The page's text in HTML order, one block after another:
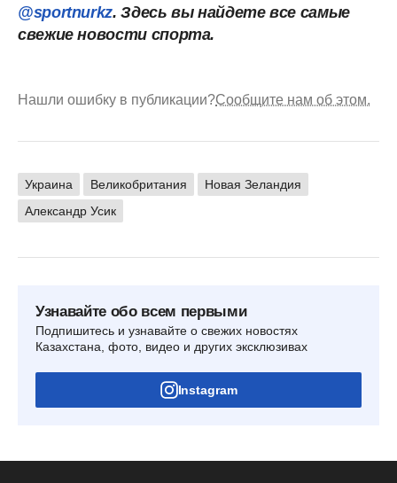
@sportnurkz. Здесь вы найдете все самые
свежие новости спорта.
Нашли ошибку в публикации?Сообщите нам об этом.
Украина Великобритания
Новая Зеландия
Александр Усик
Узнавайте обо всем первыми
Подпишитесь и узнавайте о свежих новостях
Казахстана, фото, видео и других эксклюзивах
Instagram